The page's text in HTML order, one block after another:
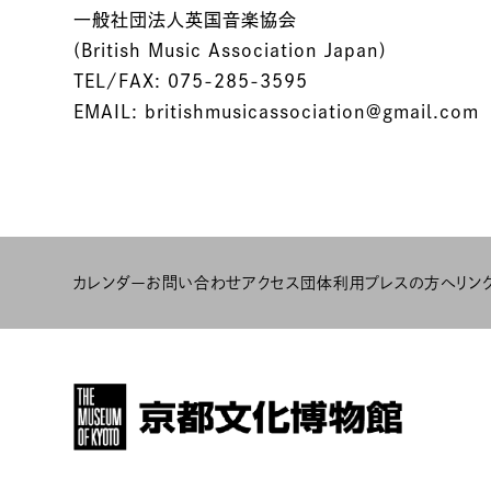
一般社団法人英国音楽協会
(British Music Association Japan)
TEL/FAX: 075-285-3595
EMAIL: britishmusicassociation@gmail.com
カレンダーお問い合わせアクセス 団体利用 プレスの方へリン